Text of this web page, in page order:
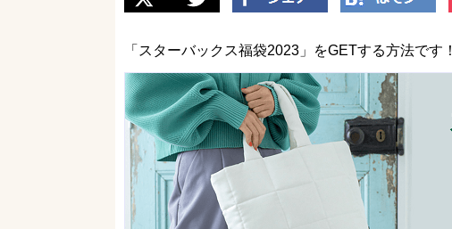
「スターバックス福袋2023」をGETする方法です！